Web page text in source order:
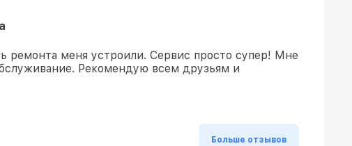
ремонта меня устроили. Сервис просто супер! Мне
Рекомендую всем друзьям и
Больше отзывов